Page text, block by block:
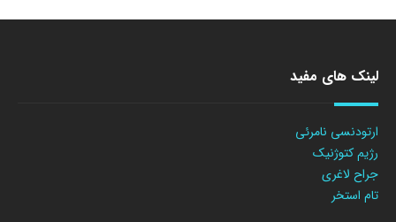
لینک های مفید
ارتودنسی نامرئی
رژیم کتوژنیک
جراح لاغری
تام استخر